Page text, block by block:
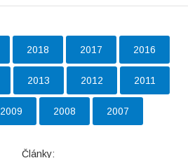
2018 2017 2016
2013 2012 2011
2009 2008 2007
Články: